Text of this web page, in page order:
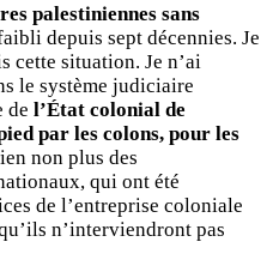
palestiniennes sans
depuis sept décennies. Je
cette situation. Je n’ai
le système judiciaire
de l’État colonial de
par les colons, pour les
non plus des
qui ont été
de l’entreprise coloniale
n’interviendront pas